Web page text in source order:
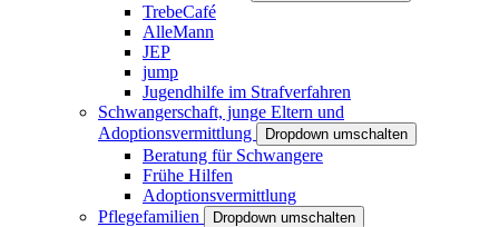
TrebeCafé
AlleMann
JEP
jump
Jugendhilfe im Strafverfahren
Schwangerschaft, junge Eltern und
Adoptionsvermittlung
Dropdown umschalten
Beratung für Schwangere
Frühe Hilfen
Adoptionsvermittlung
Pflegefamilien
Dropdown umschalten